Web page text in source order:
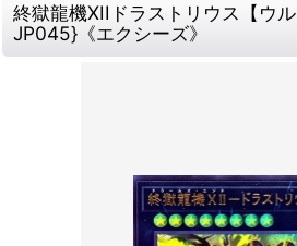
終獄龍機XIIドラストリウス【ウ
JP045}《エクシーズ》